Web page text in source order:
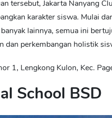
tersebut, Jakarta Nanyang
karakter siswa. Mulai
lainnya, semua ini
dan perkembangan holistik
1, Lengkong Kulon, Kec.
School BSD